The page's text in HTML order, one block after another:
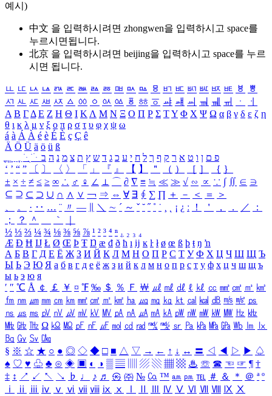
예시)
中文 을 입력하시려면 zhongwen을 입력하시고 space를
누르시면됩니다.
北京 을 입력하시려면 beijing을 입력하시고 space를 누르
시면 됩니다.
ㅥ ㅦ ㅧ ㅨ ㅩ ㅪ ㅫ ㅬ ㅭ ㅮ ㅯ ㅰ ㅱ ㅲ ㅳ ㅴ ㅵ ㅶ ㅷ ㅸ
ㅹ
ㅺ ㅻ ㅼ ㅽ ㅾ ㅿ ㆀ ㆁ ㆂ ㆃ ㆄ ㆅ ㆆ ㆇ ㆈ ㆉ ㆊ ㆋ ㆌ ㆍ
ㆎ
Α Β ΓΔ Ε Ζ Η Θ Ι ΚΛ Μ Ν Ξ Ο Π Ρ Σ ΤΥ Φ Χ Ψ Ω α β γ δ ε ζ η
θ ι κ λ μ ν ξ ο π ρ σ τ υ φ χ ψ ω
á à Á À é è É È ç Ç ê
Ä Ö Ü ä ö ü ß
ִֶֹ ֻּ ׁׂ פ ם ן ו ט א ר ק ף ך ל ח י ע כ ג ד ש ץ ת צ מ נ ה ב
‘ ’ “ ” 〔 〕 〈 〉 「 」 『 』 【 】 ＂ （ ） ［ ］ ｛ ｝
± × ÷ ≠ ≤ ≥ ∞ ∴ ♂ ♀ ∠ ⊥ ⌒ ∂ ∇ ≡ ≒ ≪ ≫ √ ∽ ∝ ∵ ∫ ∬ ∈ ∋
⊆ ⊇ ⊂ ⊃ ∪ ∩ ∧ ∨ ￢ ⇒ ⇔ ∀ ∃ ∮ ∑ ∏ ＋ － ＜ ＝
＞
、
。 · ‥ … ¨ 〃 ― ＼ ∼ ´ ～ ˇ ˘ ˝ ˚ ˙ ¸ ¡ ¿ ː ！ ＇ ， ． ／
：
；
？ ＾ ｀
½ ⅓ ⅔ ¼ ¾ ⅛ ⅜ ⅝ ⅞ ¹ ² ³ ⁴ ⁿ ₁ ₂ ₃ ₄
Æ Ð Ħ Ĳ Ł Ø Œ Þ Ŧ Ŋ æ đ ð ħ ı ĳ ĸ ŀ ł ø œ ß þ ŧ ŋ ŉ
А Б В Г Д Е Ё Ж З И Й К Л М Н О П Р С Т У Ф Х Ц Ч Ш Щ Ъ
Ы Ь Э Ю Я а б в г д е ё ж з и й к л м н о п р с т у ф х ц ч ш щ ъ
ы ь э ю я
′ ″ ℃ Å ￠ ￡ ￥ ¤ ℉ ‰ ＄ ％ Ｆ ￦ ㎕ ㎖ ㎗ ℓ ㎘ ㏄ ㎣ ㎤ ㎥ ㎦
㎙ ㎚ ㎛ ㎜ ㎝ ㎞ ㎟ ㎠ ㎡ ㎢ ㏊ ㎍ ㎎ ㎏ ㏏ ㎈ ㎉ ㏈ ㎧ ㎨ ㎰
㎱ ㎲ ㎳ ㎴ ㎵ ㎶ ㎷ ㎸ ㎹ ㎀ ㎁ ㎂ ㎃ ㎄ ㎺ ㎻ ㎽ ㎾ ㎿ ㎐ ㎑
㎒ ㎓ ㎔ Ω ㏀ ㏁ ㎊ ㎋ ㎌ ㏖ ㏅ ㎭ ㎮ ㎯ ㏛ ㎩ ㎪ ㎫ ㎬ ㏝ ㏐
㏓
㏃ ㏉ ㏜ ㏆
§ ※ ☆ ★ ○ ● ◎ ◇ ◆ □ ■ △ ▽ → ← ↑ ↓ ↔ 〓 ◁ ◀ ▷ ▶ ♤
♠ ♡ ♥ ♧ ♣ ⊙ ◈ ▣ ◐ ◑ ▒ ▤ ▨ ▧ ▦ ▩ ♨ ☏ ☎ ☜ ☞ ¶ †
‡ ↕ ↗ ↙ ↖ ↘ ♭ ♩ ♪ ♬ ㉿ ㈜ № ㏇ ™ ㏂ ㏘ ℡ ＃ ＆ ＊ ＠ ª º
ⅰ
ⅱ ⅲ ⅳ ⅴ ⅵ ⅶ ⅷ ⅸ ⅹ Ⅳ Ⅴ Ⅵ Ⅶ Ⅷ Ⅸ Ⅹ